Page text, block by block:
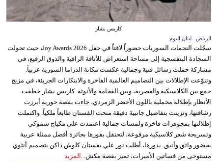
كاريس بشار
الرياض ـ لبنان اليوم
سجّلت النجمات السوريات حضوراً لافتاً في حفل Joy Awards 2026، حيث تحولت
السجادة البنفسجية إلى مساحة استعراض للأناقة الراقية والذوق الرفيع، في
مشاركة حملت رسائل فنية وجمالية عكست مكانة الدراما السورية عربياً.
وتنوّعت الإطلالات بين التصاميم العالمية الفاخرة والابتكارات الجريئة، في مزيج
جمع بين الكلاسيكية والعصرية، وبين الفخامة والأنوثة. كاريس بشار خطفت
الأنظار بإطلالة مخملية باللون الأخضر الزمردي، جاءت بقصة حورية أبرزت
رشاقتها، وتزينت بتفاصيل جانبية دقيقة منحت الفستان طابعاً ملكياً. واكتملت
إطلالتها بمجوهرات فاخرة ولمسات جمالية اعتمدت على مكياج سموكي
وتسريحة شعر كلاسيكية مرفوعة، لتحتفل بفوزها بجائزة أفضل ممثلة عربية
بحضور واثق وأنيق. بدورها، أطلت نور علي بفستان كلوش داكن بتصميم أنثوي
مستوحى من فساتين الأميرات، تميز بقصة مكش... المزيد